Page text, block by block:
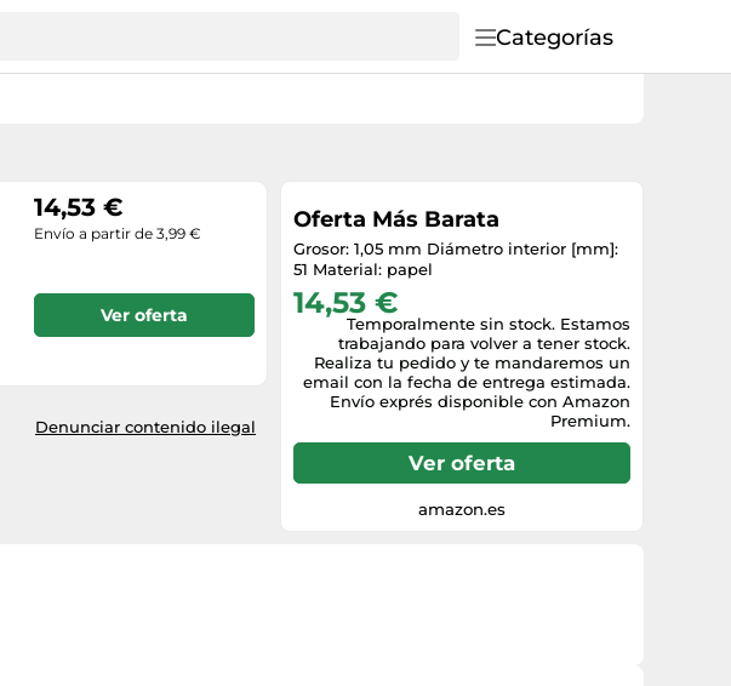
Categorías
14,53 €
Envío a partir de 3,99 €
Ver oferta
Denunciar contenido ilegal
Oferta Más Barata
Grosor: 1,05 mm Diámetro interior [mm]:
51 Material: papel
14,53 €
Temporalmente sin stock. Estamos
trabajando para volver a tener stock.
Realiza tu pedido y te mandaremos un
email con la fecha de entrega estimada.
Envío exprés disponible con Amazon
Premium.
Ver oferta
amazon.es